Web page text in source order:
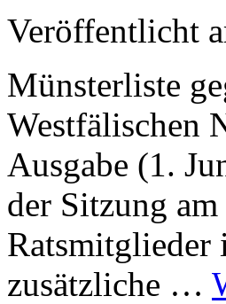
Veröffentlicht
Münsterliste
Westfälischen
Ausgabe (1.
der Sitzung
Ratsmitglieder
zusätzliche …